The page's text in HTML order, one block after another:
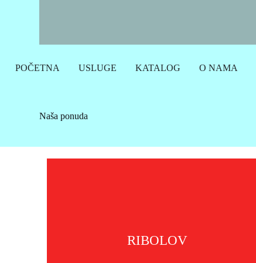
POČETNA USLUGE KATALOG O NAMA
Naša ponuda
RIBOLOV